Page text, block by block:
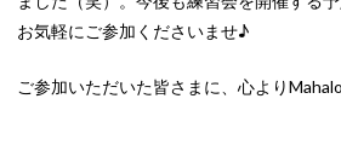
お気軽にご参加くださいませ♪
ご参加いただいた皆さまに、心より